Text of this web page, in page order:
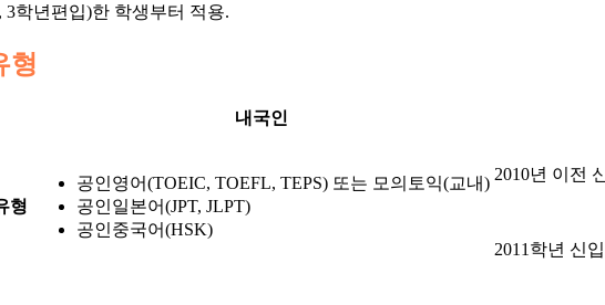
3학년편입)한 학생부터 적용.
형
내국인
형
공인영어(TOEIC, TOEFL, TEPS) 또는 모의토익(교내)
공인일본어(JPT, JLPT)
공인중국어(HSK)
2010년 이전
2011학년 신